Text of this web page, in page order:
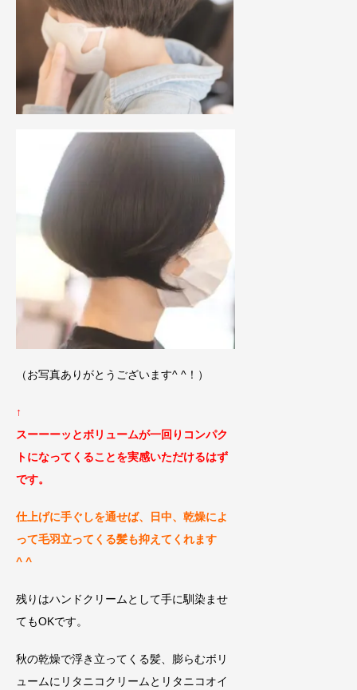
（お写真ありがとうございます^ ^！）
↑
スーーーッとボリュームが一回りコンパク
トになってくることを実感いただけるはず
です。
仕上げに手ぐしを通せば、日中、乾燥によ
って毛羽立ってくる髪も抑えてくれます
^ ^
残りはハンドクリームとして手に馴染ませ
てもOKです。
秋の乾燥で浮き立ってくる髪、膨らむボリ
ュームにリタニコクリームとリタニコオイ